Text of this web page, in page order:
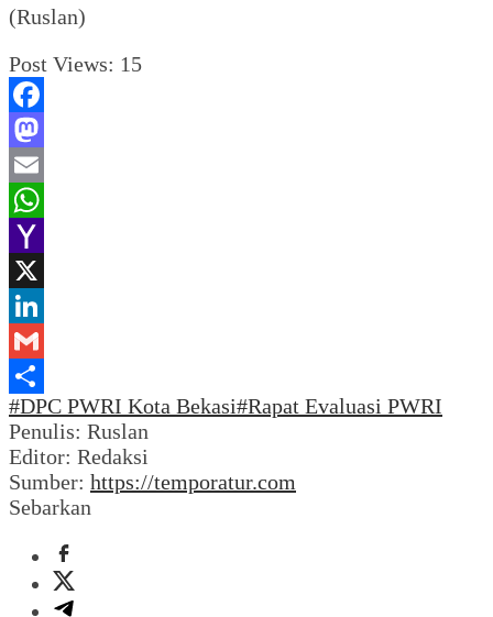
(Ruslan)
Post Views: 15
Facebook
Mastodon
Email
WhatsApp
Yahoo
Mail
X
LinkedIn
Gmail
Share
#DPC PWRI Kota Bekasi#Rapat Evaluasi PWRI
Penulis: Ruslan
Editor: Redaksi
Sumber: https://temporatur.com
Sebarkan